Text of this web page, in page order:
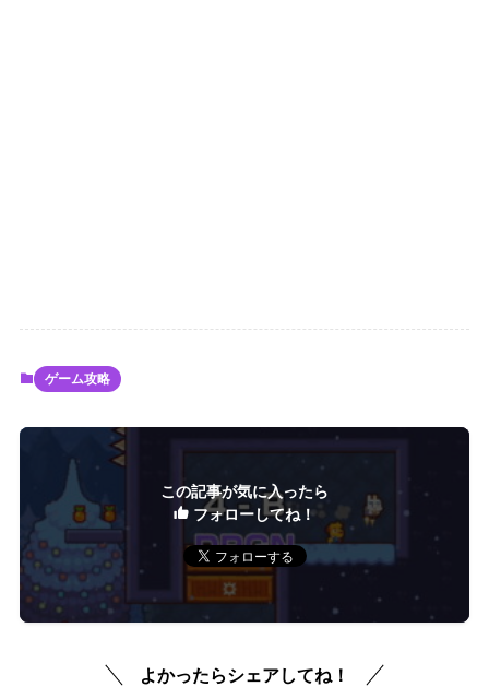
ゲーム攻略
この記事が気に入ったら
フォローしてね！
よかったらシェアしてね！